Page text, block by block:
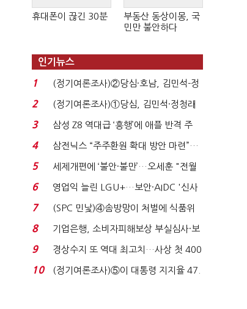
휴대폰이 끊긴 30분
부동산 동상이몽, 국
민만 불안하다
인기뉴스
1
(정기여론조사)②당심·호남, 김민석-정
청래 '초접전'...
2
(정기여론조사)①당심, 김민석·정청래
'초접전'…대통령 ...
3
삼성 Z8 역대급 ‘흥행’에 애플 반격 주
목…9월 ‘폴...
4
삼전닉스 “주주환원 확대 방안 마련”…
로이터에 성명...
5
세제개편에 ‘불안·불만’…오세훈 "전월
세 구하기 더 ...
6
영업익 늘린 LGU+…보안·AIDC '신사
업 드라이브'...
7
(SPC 민낯)④솜방망이 처벌에 식품위
생법 위반 반복...
8
기업은행, 소비자피해보상 부실심사·보
이스피싱 공시 ...
9
경상수지 또 역대 최고치…사상 첫 400
억달러에 '3% 성...
10
(정기여론조사)⑤이 대통령 지지율 47.